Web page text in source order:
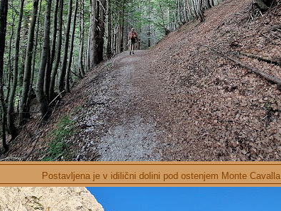
Postavljena je v idilični dolini pod ostenjem Monte Cavalla.